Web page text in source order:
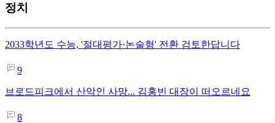
정치
2033학년도 수능, '절대평가·논술형' 전환 검토한답니다
9
브로드피크에서 산악인 사망... 김홍빈 대장이 떠오르네요
8